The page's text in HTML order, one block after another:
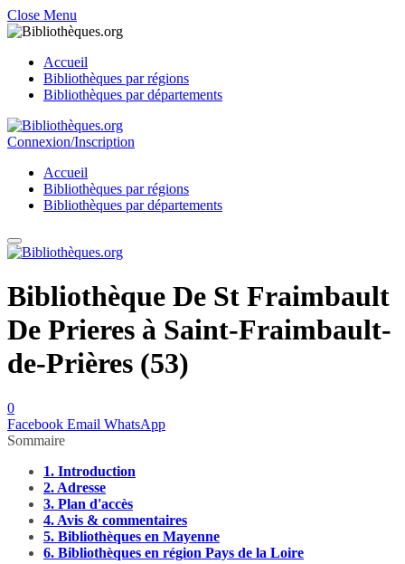
Close Menu
Accueil
Bibliothèques par régions
Bibliothèques par départements
Connexion/Inscription
Accueil
Bibliothèques par régions
Bibliothèques par départements
Bibliothèque De St Fraimbault
De Prieres à Saint-Fraimbault-
de-Prières (53)
0
Facebook Email WhatsApp
Sommaire
1. Introduction
2. Adresse
3. Plan d'accès
4. Avis & commentaires
5. Bibliothèques en Mayenne
6. Bibliothèques en région Pays de la Loire